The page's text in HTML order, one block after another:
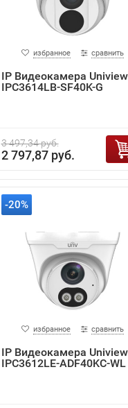
избранное сравнить
IP Видеокамера Uniview
IPC3614LB-SF40K-G
3 497,34 руб.
2 797,87 руб.
-20%
избранное сравнить
IP Видеокамера Uniview
IPC3612LE-ADF40KC-WL